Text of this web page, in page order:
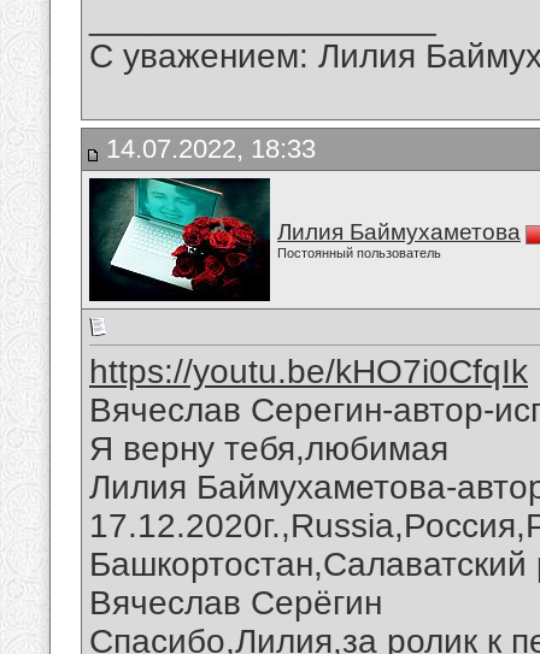
С уважением: Лилия
14.07.2022, 18:33
Лилия Баймухаметова
Постоянный пользователь
https://youtu.be/kHO7i0CfqIk
Вячеслав Серегин-автор-
Я верну тебя,любимая
Лилия Баймухаметова-
Вячеслав Серёгин
Спасибо,Лилия,за ролик к